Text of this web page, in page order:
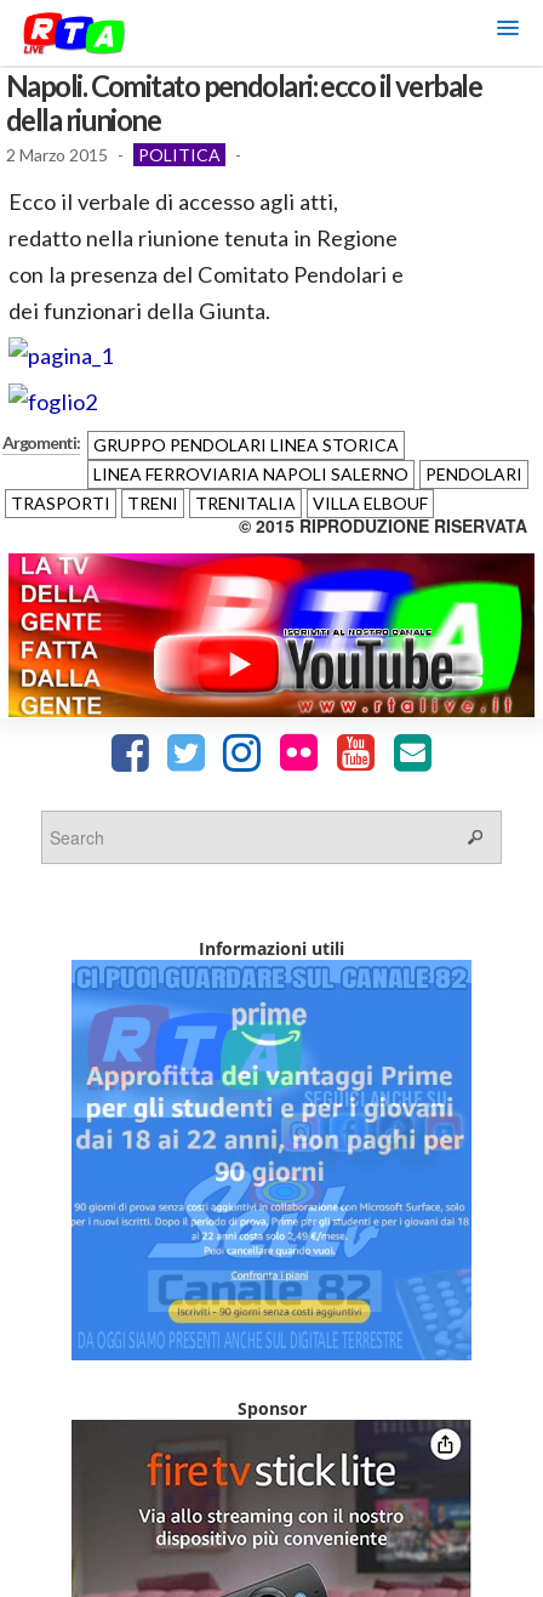
Napoli. Comitato pendolari: ecco il verbale
della riunione
2 Marzo 2015 - POLITICA -
Ecco il verbale di accesso agli atti,
redatto nella riunione tenuta in Regione
con la presenza del Comitato Pendolari e
dei funzionari della Giunta.
Argomenti:
GRUPPO PENDOLARI LINEA STORICA
LINEA FERROVIARIA NAPOLI SALERNO
PENDOLARI
TRASPORTI
TRENI TRENITALIA VILLA ELBOUF
© 2015 RIPRODUZIONE RISERVATA
Informazioni utili
Sponsor